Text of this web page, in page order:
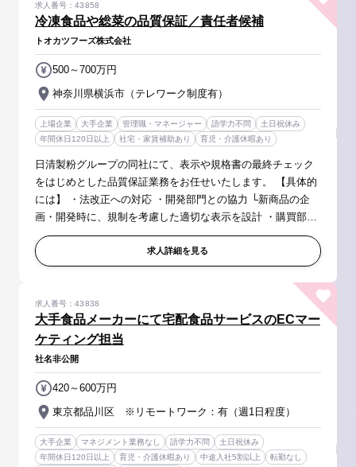
冷凍食品や総菜の品質保証／責任者候補
求人番号：43858
トオカツフーズ株式会社
神奈川県横浜市（テレワーク制度有）
500～700万円
上場企業 大手企業 管理職・マネージャー 語学力不問
土日祝休み
年間休日120日以上
社宅・家賃補助あり 育児・介護休暇あり
日清製粉グループの同社にて、表示や規格書の最終チェック
をはじめとした品質保証業務をお任せいたします。 【具体的
には】 ・法改正への対応 ・開発部門との協力 └新商品の企
画・開発時に、規制を考慮した適切な表示を設計 ・購買部門
との連携 └原材料調達時に、表示義務のある成分やアレルゲ
ン情報を正確に管...
求人詳細を見る
大手食品メーカーにて宅配食品サービスのECマー
ケティング担当
求人番号：43838
社名非公開
東京都品川区 ※リモートワーク：有（週1日程度）
420～600万円
大手企業 マネジメント業務なし 語学力不問
土日祝休み
年間休日120日以上
育児・介護休暇あり 中途入社5割以上
転勤なし